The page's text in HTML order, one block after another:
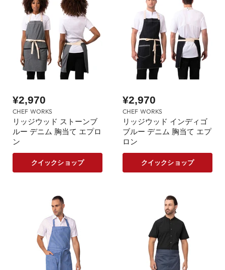
¥2,970
CHEF WORKS
リッジウッド ストーンブ
ルー デニム 胸当て エプロ
ン
クイックショップ
¥2,970
CHEF WORKS
リッジウッド インディゴ
ブルー デニム 胸当て エプ
ロン
クイックショップ